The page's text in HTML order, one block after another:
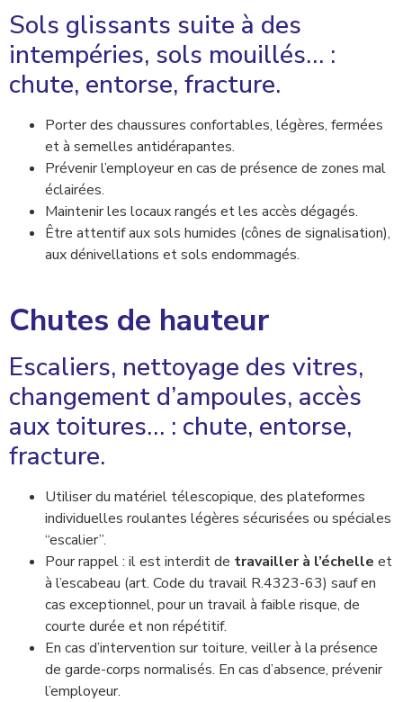
Sols glissants suite à des
intempéries, sols mouillés… :
chute, entorse, fracture.
Porter des chaussures confortables, légères, fermées
et à semelles antidérapantes.
Prévenir l’employeur en cas de présence de zones mal
éclairées.
Maintenir les locaux rangés et les accès dégagés.
Être attentif aux sols humides (cônes de signalisation),
aux dénivellations et sols endommagés.
Chutes de hauteur
Escaliers, nettoyage des vitres,
changement d’ampoules, accès
aux toitures… : chute, entorse,
fracture.
Utiliser du matériel télescopique, des plateformes
individuelles roulantes légères sécurisées ou spéciales
“escalier”.
Pour rappel : il est interdit de travailler à l’échelle et
à l’escabeau (art. Code du travail R.4323-63) sauf en
cas exceptionnel, pour un travail à faible risque, de
courte durée et non répétitif.
En cas d’intervention sur toiture, veiller à la présence
de garde-corps normalisés. En cas d’absence, prévenir
l’employeur.